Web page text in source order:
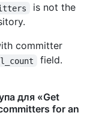
is not the
committer
field.
для «Get
for an